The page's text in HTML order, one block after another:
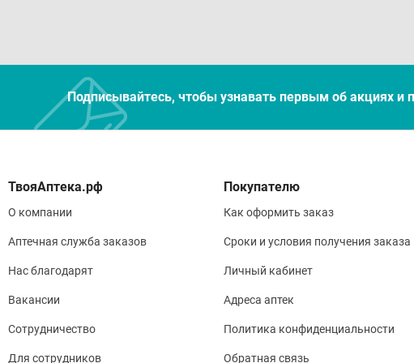
Подписывайтесь, чтобы узнавать первым об акцияx и
О компании
Аптечная служба заказов
Нас благодарят
Вакансии
Сотрудничество
Для сотрудников
Покупателю
Как оформить заказ
Сроки и условия получения заказа
Личный кабинет
Адреса аптек
Политика конфиденциальности
Обратная связь